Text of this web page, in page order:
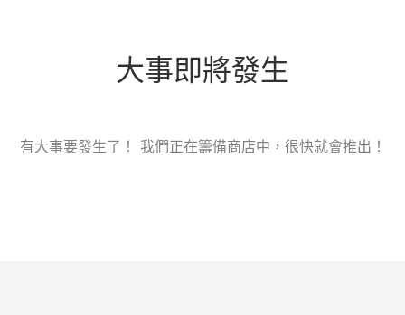
大事即將發生
有大事要發生了！ 我們正在籌備商店中，很快就會推出！